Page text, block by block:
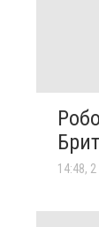
14:48,